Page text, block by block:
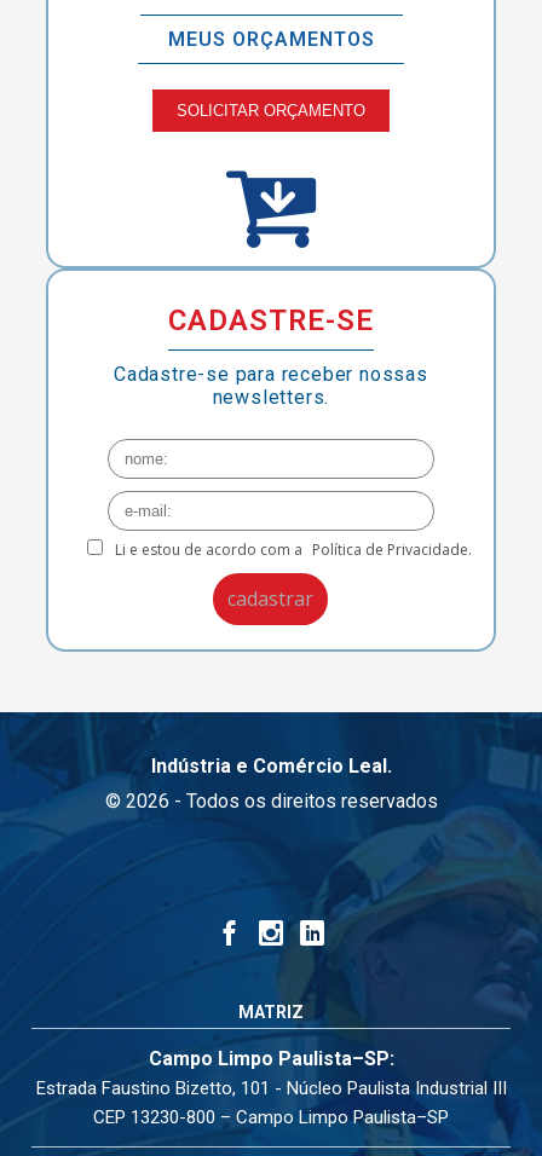
MEUS ORÇAMENTOS
SOLICITAR ORÇAMENTO
CADASTRE-SE
Cadastre-se para receber nossas
newsletters.
Li e estou de acordo com a Política de Privacidade.
Indústria e Comércio Leal.
© 2026 - Todos os direitos reservados
MATRIZ
Campo Limpo Paulista–SP:
Estrada Faustino Bizetto, 101 - Núcleo Paulista Industrial III
CEP 13230-800 – Campo Limpo Paulista–SP